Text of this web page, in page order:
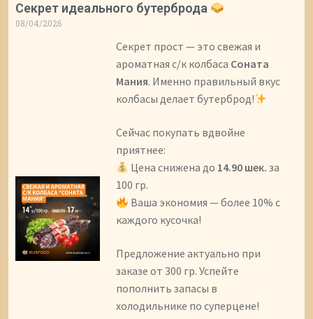
Секрет идеального бутерброда
08/04/2026
Секрет прост — это свежая и
ароматная с/к колбаса Соната
Мания. Именно правильный вкус
колбасы делает бутерброд!
Сейчас покупать вдвойне
приятнее:
Цена снижена до 14.90 шек. за
100 гр.
Ваша экономия — более 10% с
каждого кусочка!
Предложение актуально при
заказе от 300 гр. Успейте
пополнить запасы в
холодильнике по суперцене!